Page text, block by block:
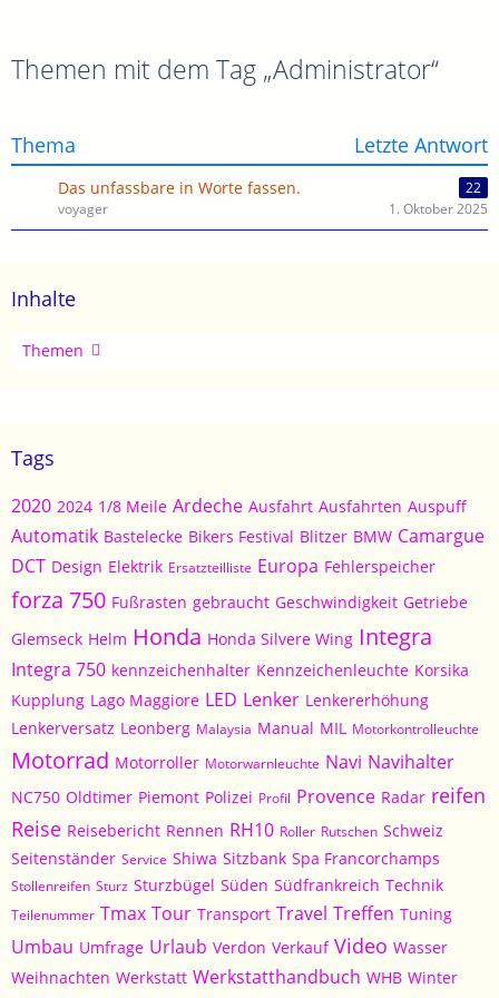
Inhalte
Artikel
Themen
Tags
2020 2024 1/8 Meile Ardeche Ausfahrt Ausfahrten Auspuff
Automatik Bastelecke Bikers Festival Blitzer BMW Camargue
DCT Design Elektrik Ersatzteilliste Europa Fehlerspeicher
forza 750 Fußrasten gebraucht Geschwindigkeit Getriebe
Glemseck Helm Honda Honda Silvere Wing Integra
Integra 750 kennzeichenhalter Kennzeichenleuchte Korsika
Kupplung Lago Maggiore LED Lenker Lenkererhöhung
Lenkerversatz Leonberg Malaysia Manual MIL Motorkontrolleuchte
Motorrad Motorroller Motorwarnleuchte Navi Navihalter
NC750 Oldtimer Piemont Polizei Profil Provence Radar reifen
Reise Reisebericht Rennen RH10 Roller Rutschen Schweiz
Seitenständer Service Shiwa Sitzbank Spa Francorchamps
Stollenreifen Sturz Sturzbügel Süden Südfrankreich Technik
Teilenummer Tmax Tour Transport Travel Treffen Tuning
Umbau Umfrage Urlaub Verdon Verkauf Video Wasser
Weihnachten Werkstatt Werkstatthandbuch WHB Winter
Themen mit dem Tag „Administrator“
Thema Letzte Antwort
Das unfassbare in Worte fassen.
22
voyager
1. Oktober 2025